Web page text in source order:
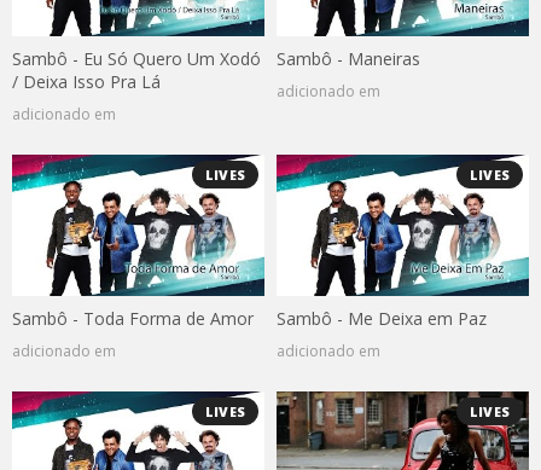
Sambô - Eu Só Quero Um Xodó
/ Deixa Isso Pra Lá
adicionado em
Sambô - Maneiras
adicionado em
LIVES
Sambô - Toda Forma de Amor
adicionado em
LIVES
Sambô - Me Deixa em Paz
adicionado em
LIVES LIVES